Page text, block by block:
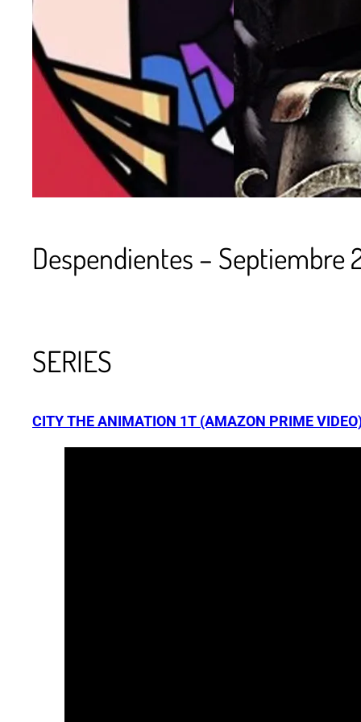
Despendientes – Septiembre
SERIES
CITY THE ANIMATION 1T (AMAZON PRIME